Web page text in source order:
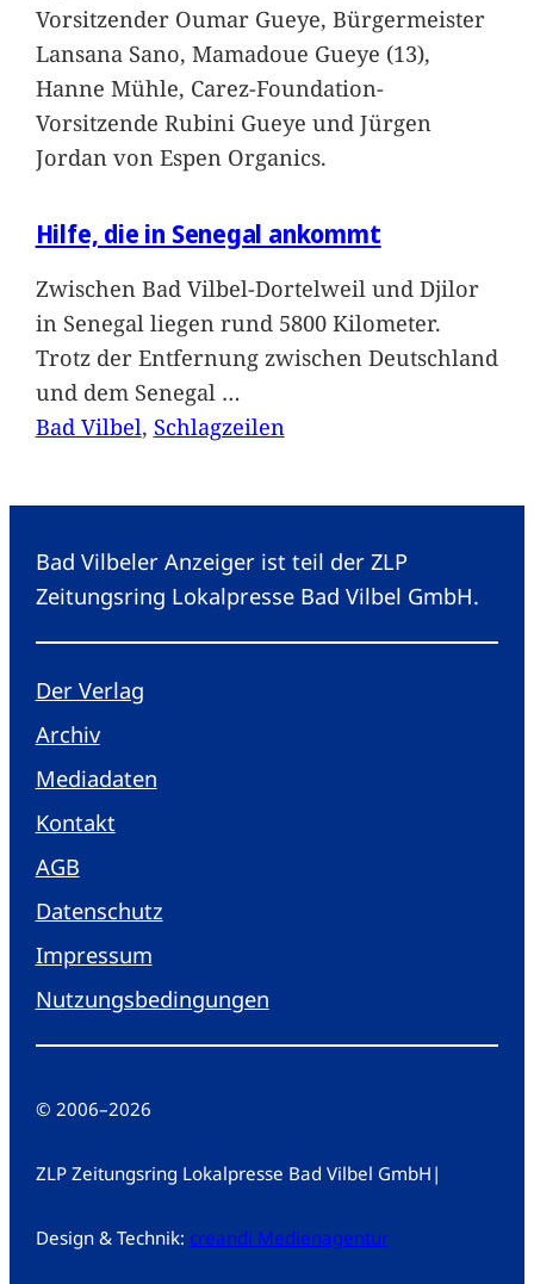
Vorsitzender Oumar Gueye, Bürgermeister
Lansana Sano, Mamadoue Gueye (13),
Hanne Mühle, Carez-Foundation-
Vorsitzende Rubini Gueye und Jürgen
Jordan von Espen Organics.
Hilfe, die in Senegal ankommt
Zwischen Bad Vilbel-Dortelweil und Djilor
in Senegal liegen rund 5800 Kilometer.
Trotz der Entfernung zwischen Deutschland
und dem Senegal …
Bad Vilbel, Schlagzeilen
Bad Vilbeler Anzeiger ist teil der ZLP
Zeitungsring Lokalpresse Bad Vilbel GmbH.
Der Verlag
Archiv
Mediadaten
Kontakt
AGB
Datenschutz
Impressum
Nutzungsbedingungen
© 2006–2026
ZLP Zeitungsring Lokalpresse Bad Vilbel GmbH |
Design & Technik: creandi Medienagentur